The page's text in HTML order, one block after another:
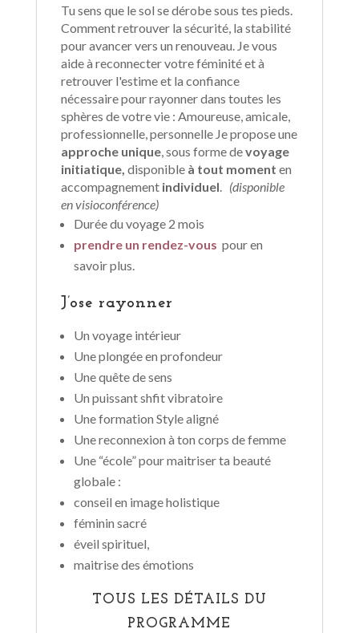
Tu sens que le sol se dérobe sous tes pieds.
Comment retrouver la sécurité, la stabilité
pour avancer vers un renouveau. Je vous
aide à reconnecter votre féminité et à
retrouver l'estime et la confiance
nécessaire pour rayonner dans toutes les
sphères de votre vie : Amoureuse, amicale,
professionnelle, personnelle Je propose une
approche unique, sous forme devoyage
initiatique, disponibleà tout moment en
accompagnement individuel. (disponible
en visioconférence)
Durée du voyage 2 mois
prendre un rendez-vous pour en
savoir plus.
J’ose rayonner
Un voyage intérieur
Une plongée en profondeur
Une quête de sens
Un puissant shfit vibratoire
Une formation Style aligné
Une reconnexion à ton corps de femme
Une “école” pour maitriser ta beauté
globale :
conseil en image holistique
féminin sacré
éveil spirituel,
maitrise des émotions
TOUS LES DÉTAILS DU
PROGRAMME